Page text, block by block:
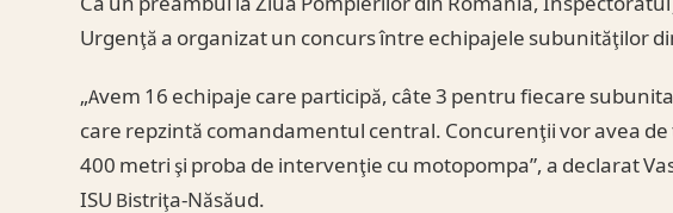
Urgenţă a organizat un concurs între echipajele subunităţilor
„Avem 16 echipaje care participă, câte 3 pentru fiecare
care repzintă comandamentul central. Concurenţii vor avea
400 metri şi proba de intervenţie cu motopompa”, a declarat
ISU Bistriţa-Năsăud.